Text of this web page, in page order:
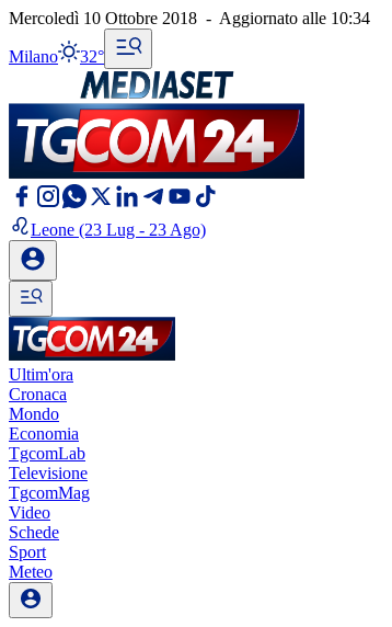
Mercoledì 10 Ottobre 2018 - Aggiornato alle 10:34
Milano 32°
Leone (23 Lug - 23 Ago)
Ultim'ora
Cronaca
Mondo
Economia
TgcomLab
Televisione
TgcomMag
Video
Schede
Sport
Meteo